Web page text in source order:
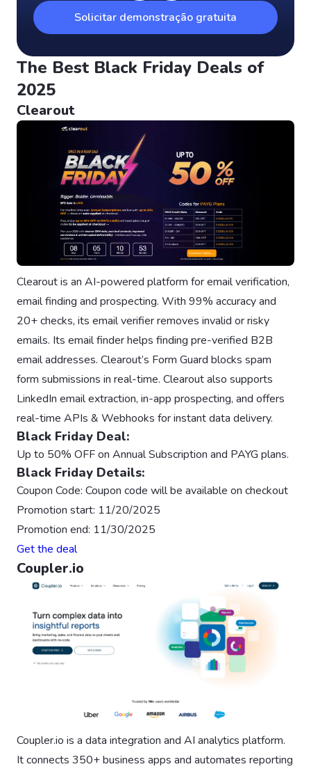
Solicitar demonstração gratuita
The Best Black Friday Deals of
2025
Clearout
Clearout is an AI-powered platform for email verification,
email finding and prospecting. With 99% accuracy and
20+ checks, its email verifier removes invalid or risky
emails. Its email finder helps finding pre-verified B2B
email addresses. Clearout’s Form Guard blocks spam
form submissions in real-time. Clearout also supports
LinkedIn email extraction, in-app prospecting, and offers
real-time APIs & Webhooks for instant data delivery.
Black Friday Deal:
Up to 50% OFF on Annual Subscription and PAYG plans.
Black Friday Details:
Coupon Code: Coupon code will be available on checkout
Promotion start: 11/20/2025
Promotion end: 11/30/2025
Get the deal
Coupler.io
Coupler.io is a data integration and AI analytics platform.
It connects 350+ business apps and automates reporting